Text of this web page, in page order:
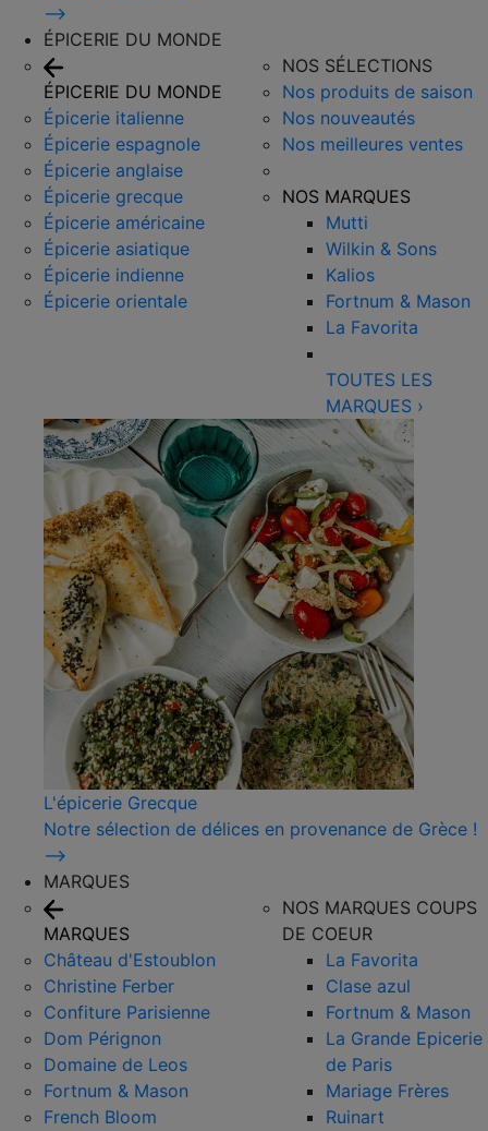
⟶
ÉPICERIE DU MONDE
ÉPICERIE DU MONDE
Épicerie italienne
Épicerie espagnole
Épicerie anglaise
Épicerie grecque
Épicerie américaine
Épicerie asiatique
Épicerie indienne
Épicerie orientale
NOS SÉLECTIONS
Nos produits de saison
Nos nouveautés
Nos meilleures ventes
NOS MARQUES
Mutti
Wilkin & Sons
Kalios
Fortnum & Mason
La Favorita
TOUTES LES
MARQUES ›
L'épicerie Grecque
Notre sélection de délices en provenance de Grèce !
⟶
MARQUES
MARQUES
Château d'Estoublon
Christine Ferber
Confiture Parisienne
Dom Pérignon
Domaine de Leos
Fortnum & Mason
French Bloom
NOS MARQUES COUPS
DE COEUR
La Favorita
Clase azul
Fortnum & Mason
La Grande Epicerie
de Paris
Mariage Frères
Ruinart